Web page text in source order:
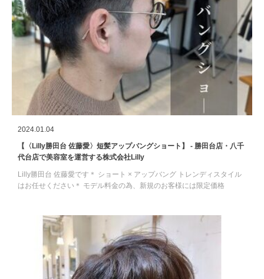
2024.01.04
【〈Lilly勝田台 佐藤愛〉短髪アップバングショート】 - 勝田台店・八千
代台店で美容室を運営する株式会社Lilly
Lilly勝田台 佐藤愛です＊ ショート × アップバング トレンディスタイル
はお任せください＊ モデル料金の為、新規のお客様には限定価格